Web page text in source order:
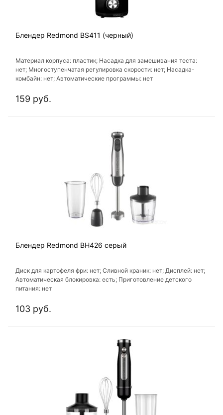
Блендер Redmond BS411 (черный)
Материал корпуса: пластик; Насадка для замешивания теста:
нет; Многоступенчатая регулировка скорости: нет; Насадка-
комбайн: нет; Автоматические программы: нет
159 руб.
Блендер Redmond BH426 серый
Диск для картофеля фри: нет; Сливной краник: нет; Дисплей: нет;
Автоматическая блокировка: есть; Приготовление детского
питания: нет
103 руб.